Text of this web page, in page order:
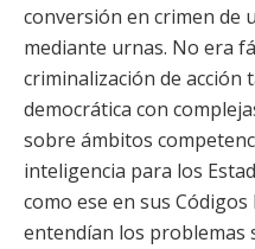
conversión en crimen de
mediante urnas. No era
criminalización de acción
democrática con
sobre ámbitos
inteligencia para los
como ese en sus
entendían los problemas